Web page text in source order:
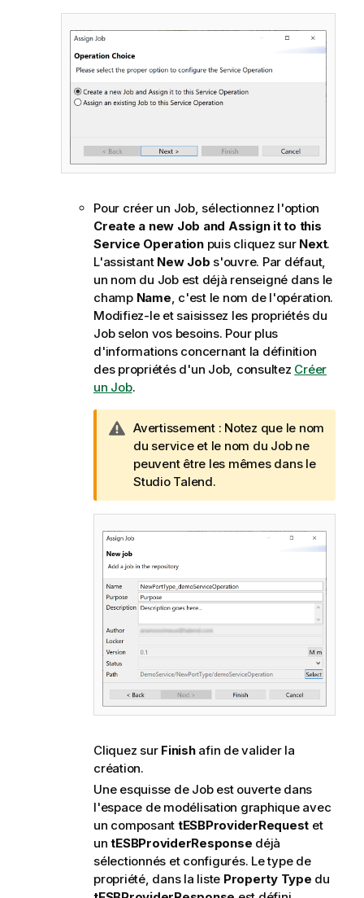
Pour créer un Job, sélectionnez l'option
Create a new Job and Assign it to this
Service Operationpuis cliquez sur Next.
L'assistant New Job s'ouvre. Par défaut,
un nom du Job est déjà renseigné dans le
champ Name, c'est le nom de l'opération.
Modifiez-le et saisissez les propriétés du
Job selon vos besoins. Pour plus
d'informations concernant la définition
des propriétés d'un Job, consultez Créer
un Job.
N
o
t
e
I
n
f
r
m
a
n
s
Avertissement : Notez que le nom
du service et le nom du Job ne
peuvent être les mêmes dans le
Studio Talend.
Cliquez sur Finishafin de valider la
création.
Une esquisse de Job est ouverte dans
l'espace de modélisation graphique avec
un composant tESBProviderRequest et
untESBProviderResponse déjà
sélectionnés et configurés. Le type de
propriété, dans la liste Property Type du